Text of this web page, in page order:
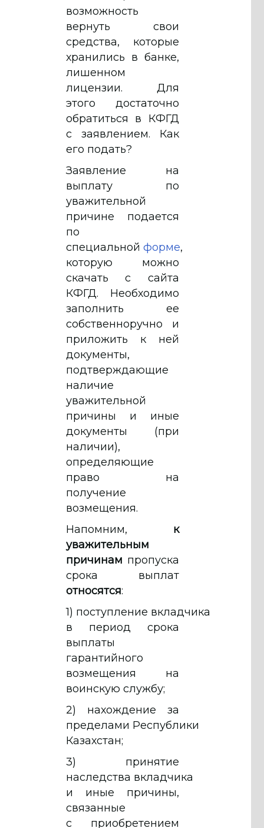
возможность
вернуть свои
средства, которые
хранились в банке,
лишенном
лицензии. Для
этого достаточно
обратиться в КФГД
с заявлением. Как
его подать?
Заявление на
выплату по
уважительной
причине подается
по
специальной форме,
которую можно
скачать с сайта
КФГД. Необходимо
заполнить ее
собственноручно и
приложить к ней
документы,
подтверждающие
наличие
уважительной
причины и иные
документы (при
наличии),
определяющие
право на
получение
возмещения.
Напомним, к
уважительным
причинам пропуска
срока выплат
относятся:
1) поступление вкладчика
в период срока
выплаты
гарантийного
возмещения на
воинскую службу;
2) нахождение за
пределами Республики
Казахстан;
3) принятие
наследства вкладчика
и иные причины,
связанные
с приобретением